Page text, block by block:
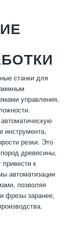
станки для
управления,
инструмента,
резки. Это
древесины,
к
автоматизации
позволяя
фрезы заранее,